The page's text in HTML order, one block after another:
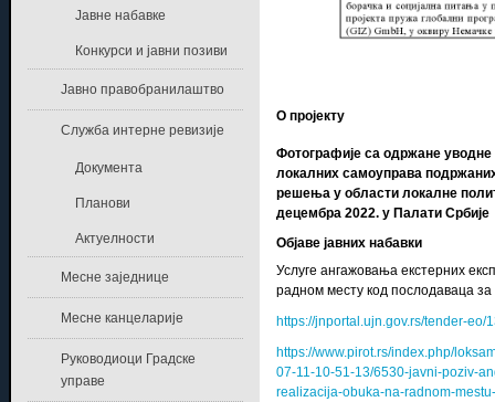
О пројекту
Фотографије са одржане уводне
локалних самоуправа
решења у области локалне
децембра 2022. у Палати Србије
Објаве јавних набавки
Услуге ангажовања екстерних
радном месту код послодаваца
https://jnportal.ujn.gov.rs/tender-eo/
https://www.pirot.rs/index.php/
07-11-10-51-13/6530-javni-poziv-
realizacija-obuka-na-radnom-
Јавне набавке
Конкурси и јавни позиви
Јавно правобранилаштво
Служба интерне ревизије
Документа
Планови
Актуелности
Месне заједнице
Месне канцеларије
Руководиоци Градске
управе